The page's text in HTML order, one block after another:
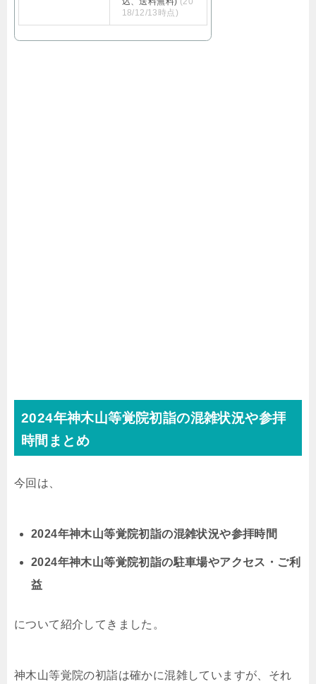
18/12/13時点)
2024年神木山等覚院初詣の混雑状況や参拝
時間まとめ
今回は、
2024年神木山等覚院初詣の混雑状況や参拝時間
2024年神木山等覚院初詣の駐車場やアクセス・ご利
益
について紹介してきました。
神木山等覚院の初詣は確かに混雑していますが、それ